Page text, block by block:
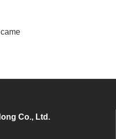
Co., Ltd.